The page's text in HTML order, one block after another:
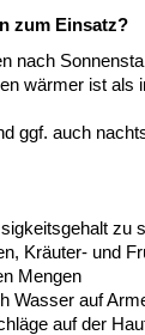
zum Einsatz?
nach
wärmer ist als
ggf. auch
zu
Kräuter- und
Mengen
Wasser auf
auf der